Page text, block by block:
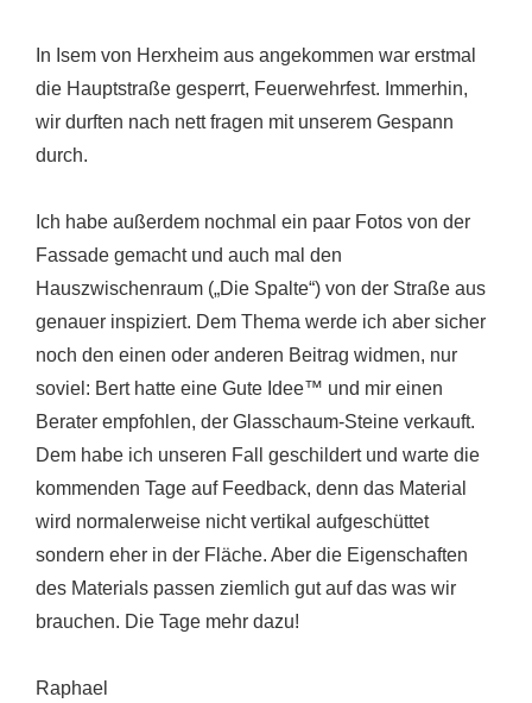
In Isem von Herxheim aus angekommen war erstmal
die Hauptstraße gesperrt, Feuerwehrfest. Immerhin,
wir durften nach nett fragen mit unserem Gespann
durch.
Ich habe außerdem nochmal ein paar Fotos von der
Fassade gemacht und auch mal den
Hauszwischenraum („Die Spalte“) von der Straße aus
genauer inspiziert. Dem Thema werde ich aber sicher
noch den einen oder anderen Beitrag widmen, nur
soviel: Bert hatte eine Gute Idee™ und mir einen
Berater empfohlen, der Glasschaum-Steine verkauft.
Dem habe ich unseren Fall geschildert und warte die
kommenden Tage auf Feedback, denn das Material
wird normalerweise nicht vertikal aufgeschüttet
sondern eher in der Fläche. Aber die Eigenschaften
des Materials passen ziemlich gut auf das was wir
brauchen. Die Tage mehr dazu!
Raphael